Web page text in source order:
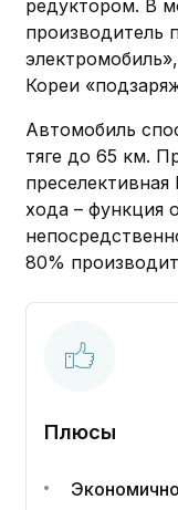
редуктором. В
производитель
Кореи
Автомобиль
тяге до 65 км.
хода – функция
80%
Плюсы